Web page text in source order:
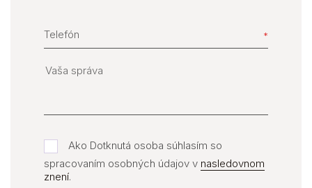
Telefón
Ako Dotknutá osoba súhlasím so
spracovaním osobných údajov v nasledovnom
znení.